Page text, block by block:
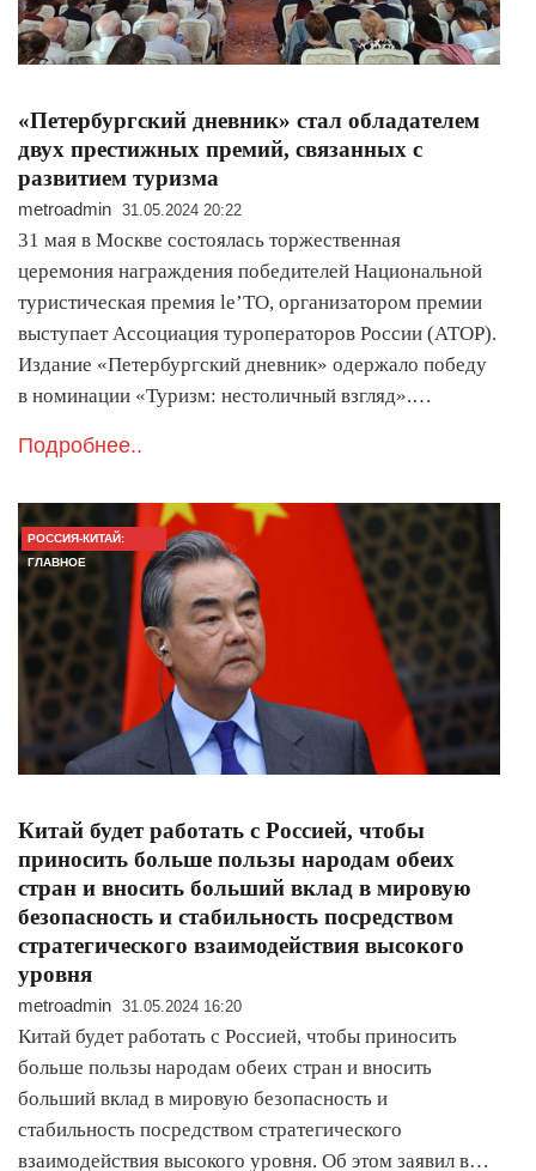
«Петербургский дневник» стал обладателем
двух престижных премий, связанных с
развитием туризма
metroadmin 31.05.2024 20:22
31 мая в Москве состоялась торжественная
церемония награждения победителей Национальной
туристическая премия le’TO, организатором премии
выступает Ассоциация туроператоров России (АТОР).
Издание «Петербургский дневник» одержало победу
в номинации «Туризм: нестоличный взгляд».…
Подробнее..
РОССИЯ-КИТАЙ:
ГЛАВНОЕ
Китай будет работать с Россией, чтобы
приносить больше пользы народам обеих
стран и вносить больший вклад в мировую
безопасность и стабильность посредством
стратегического взаимодействия высокого
уровня
metroadmin 31.05.2024 16:20
Китай будет работать с Россией, чтобы приносить
больше пользы народам обеих стран и вносить
больший вклад в мировую безопасность и
стабильность посредством стратегического
взаимодействия высокого уровня. Об этом заявил в…